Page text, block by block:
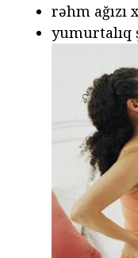
rəhm ağızı
yumurtalıq